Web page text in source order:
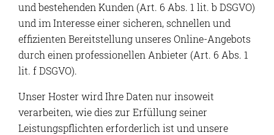
und bestehenden Kunden (Art. 6 Abs. 1 lit. b DSGVO)
und im Interesse einer sicheren, schnellen und
effizienten Bereitstellung unseres Online-Angebots
durch einen professionellen Anbieter (Art. 6 Abs. 1
lit. f DSGVO).
Unser Hoster wird Ihre Daten nur insoweit
verarbeiten, wie dies zur Erfüllung seiner
Leistungspflichten erforderlich ist und unsere